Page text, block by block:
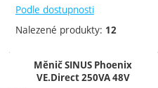
Victron Energy
Akce
Podle dostupnosti
Nalezené produkty: 12
Produkty
Měnič SINUS Phoenix
VE.Direct 250VA 48V